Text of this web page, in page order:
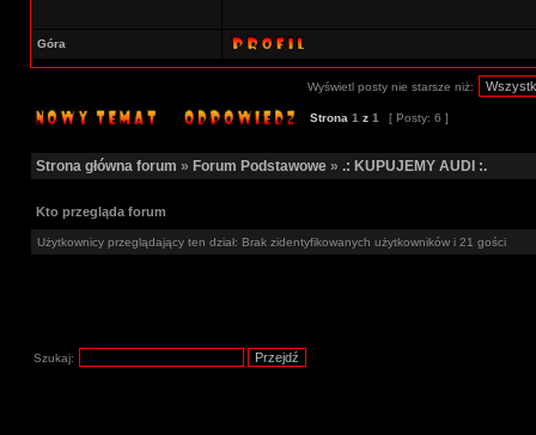
Góra
Wyświetl posty nie starsze niż:
Strona 1 z 1 [ Posty: 6 ]
Strona główna forum » Forum Podstawowe » .: KUPUJEMY AUDI :.
Kto przegląda forum
Użytkownicy przeglądający ten dział: Brak zidentyfikowanych użytkowników i 21 gości
Szukaj: